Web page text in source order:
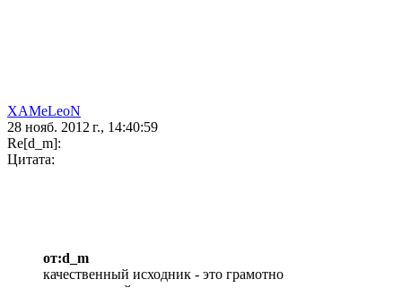
XAMeLeoN
28 нояб. 2012 г., 14:40:59
Re[d_m]:
Цитата:
от:d_m
качественный исходник - это грамотно